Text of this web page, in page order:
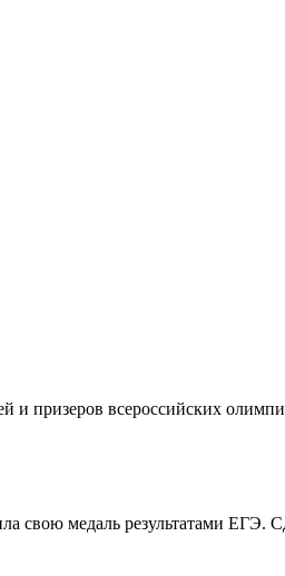
и призеров всероссийских
свою медаль результатами